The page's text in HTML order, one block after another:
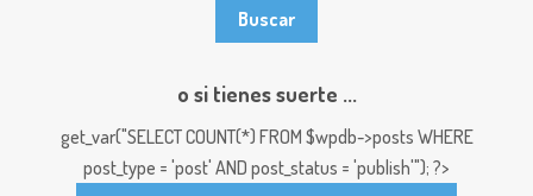
o si tienes suerte ...
get_var("SELECT COUNT(*) FROM $wpdb->posts WHERE
post_type = 'post' AND post_status = 'publish'"); ?>